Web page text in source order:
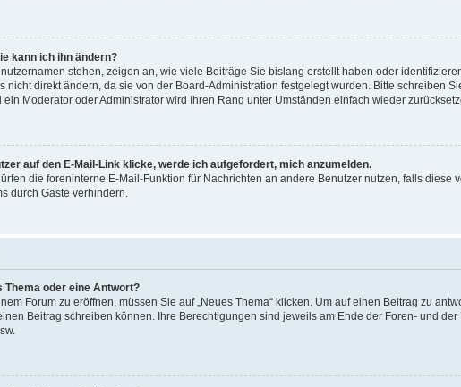
kann ich ihn ändern?
stehen, zeigen an, wie viele Beiträge Sie bislang erstellt haben oder
nicht direkt ändern, da sie von der Board-Administration festgelegt wurden. Bitte
Moderator oder Administrator wird Ihren Rang unter Umständen einfach wieder
auf den E-Mail-Link klicke, werde ich aufgefordert, mich anzumelden.
die foreninterne E-Mail-Funktion für Nachrichten an andere Benutzer nutzen, falls
durch Gäste verhindern.
Thema oder eine Antwort?
Forum zu eröffnen, müssen Sie auf „Neues Thema“ klicken. Um auf einen Beitrag zu
Beitrag schreiben können. Ihre Berechtigungen sind jeweils am Ende der Foren- und